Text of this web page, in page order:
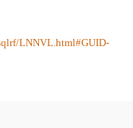
LNNVL.html#GUID-